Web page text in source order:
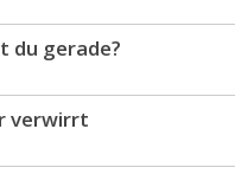
du gerade?
verwirrt